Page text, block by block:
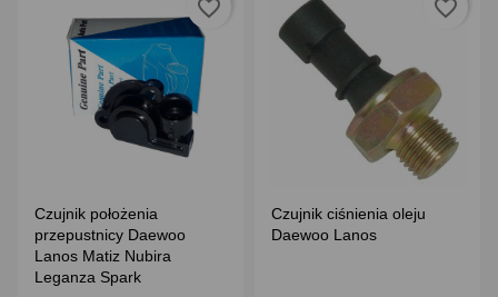
Czujnik położenia
przepustnicy Daewoo
Lanos Matiz Nubira
Leganza Spark
favorite_border
Czujnik ciśnienia oleju
Daewoo Lanos
favorite_border